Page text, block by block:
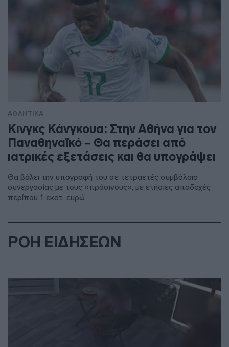
ΑΘΛΗΤΙΚΑ
Κινγκς Κάνγκουα: Στην Αθήνα για τον
Παναθηναϊκό – Θα περάσει από
ιατρικές εξετάσεις και θα υπογράψει
Θα βάλει την υπογραφή του σε τετραετές συμβόλαιο
συνεργασίας με τους «πράσινους», με ετήσιες αποδοχές
περίπου 1 εκατ. ευρώ
ΡΟΗ ΕΙΔΗΣΕΩΝ